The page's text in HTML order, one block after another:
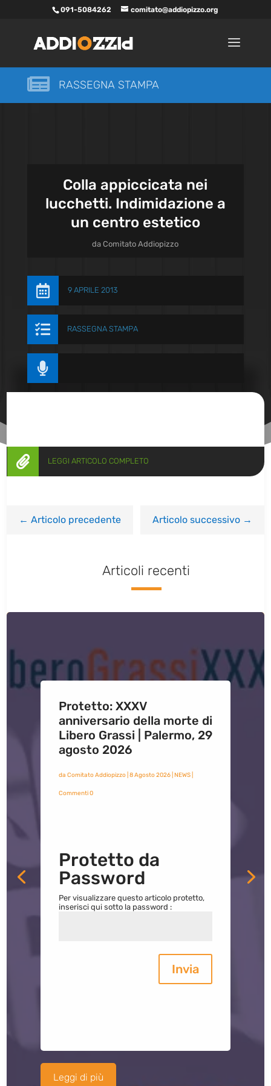
091-5084262 comitato@addiopizzo.org
 RASSEGNA STAMPA
Colla appiccicata nei
lucchetti. Indimidazione a
un centro estetico
daComitato Addiopizzo
 9 APRILE 2013
 RASSEGNA STAMPA

 LEGGI ARTICOLO COMPLETO
←Articolo precedente Articolo successivo→
Articoli recenti
Protetto: XXXV
anniversario della morte di
Libero Grassi | Palermo, 29
agosto 2026
da Comitato Addiopizzo| 8 Agosto 2026| NEWS|
Commenti 0
Protetto da
Password
Per visualizzare questo articolo protetto,
inserisci qui sotto la password :
Invia
Leggi di più